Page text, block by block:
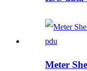
Meter